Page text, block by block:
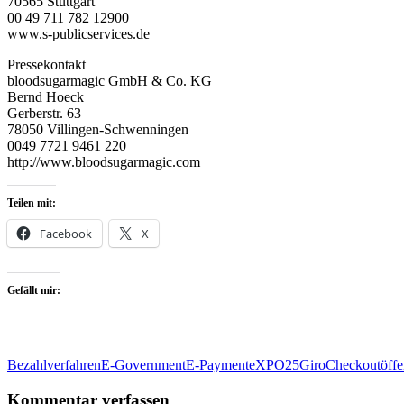
00 49 711 782 12900
www.s-publicservices.de
Pressekontakt
bloodsugarmagic GmbH & Co. KG
Bernd Hoeck
Gerberstr. 63
78050 Villingen-Schwenningen
0049 7721 9461 220
http://www.bloodsugarmagic.com
Teilen mit:
Facebook X
Gefällt mir:
BezahlverfahrenE-GovernmentE-PaymenteXPO25GiroCheckout
Kommentar verfassen